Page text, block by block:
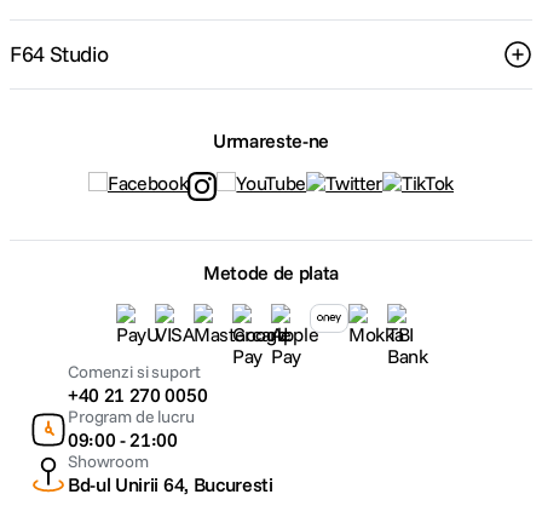
F64 Studio
Urmareste-ne
Metode de plata
Comenzi si suport
+40 21 270 0050
Program de lucru
09:00 - 21:00
Showroom
Bd-ul Unirii 64, Bucuresti